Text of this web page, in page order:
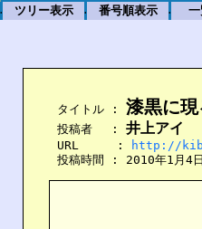
. ツリー表示 . 番号順表示 .
    タイトル :
漆黒に現
    投稿者　 :
井上アイ
    URL　　  :
http://
投稿時間 : 2010年1月4